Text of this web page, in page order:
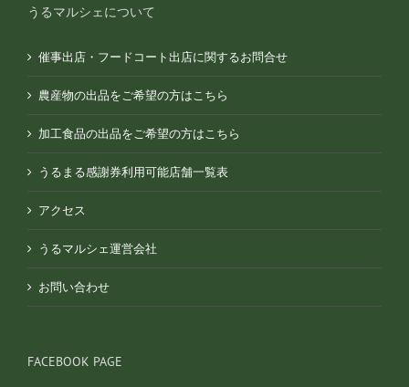
うるマルシェについて
催事出店・フードコート出店に関するお問合せ
農産物の出品をご希望の方はこちら
加工食品の出品をご希望の方はこちら
うるまる感謝券利用可能店舗一覧表
アクセス
うるマルシェ運営会社
お問い合わせ
FACEBOOK PAGE